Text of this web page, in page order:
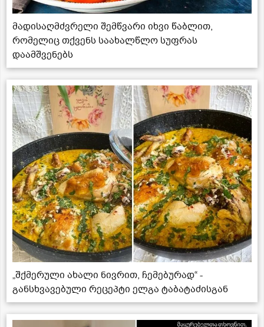
მადისაღმძვრელი შემწვარი იხვი წაბლით,
რომელიც თქვენს საახალწლო სუფრას
დაამშვენებს
„შქმერული ახალი ნივრით, ჩემებურად“ -
განსხვავებული რეცეპტი ელგა ტაბატაძისგან